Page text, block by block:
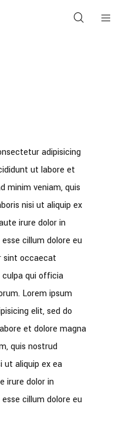
adipisicing
ut labore et
minim veniam, quis
nisi ut aliquip ex
irure dolor in
cillum dolore eu
sint occaecat
qui officia
Lorem ipsum
elit, sed do
et dolore magna
quis nostrud
ut aliquip ex ea
irure dolor in
cillum dolore eu